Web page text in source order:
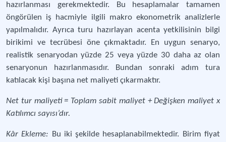
hazırlanması gerekmektedir. Bu hesaplamalar tamamen
öngörülen iş hacmiyle ilgili makro ekonometrik analizlerle
yapılmalıdır. Ayrıca turu hazırlayan acenta yetkilisinin bilgi
birikimi ve tecrübesi öne çıkmaktadır. En uygun senaryo,
realistik senaryodan yüzde 25 veya yüzde 30 daha az olan
senaryonun hazırlanmasıdır. Bundan sonraki adım tura
katılacak kişi başına net maliyeti çıkarmaktır.
Net tur maliyeti = Toplam sabit maliyet + Değişken maliyet x
Katılımcı sayısı’dır.
Kâr Ekleme: Bu iki şekilde hesaplanabilmektedir. Birim fiyat